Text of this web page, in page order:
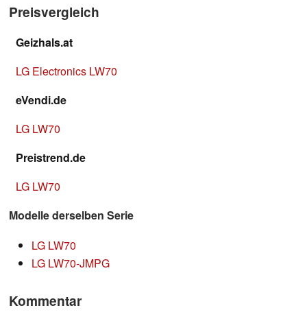
Preisvergleich
Geizhals.at
LG Electronics LW70
eVendi.de
LG LW70
Preistrend.de
LG LW70
Modelle derselben Serie
LG LW70
LG LW70-JMPG
Kommentar